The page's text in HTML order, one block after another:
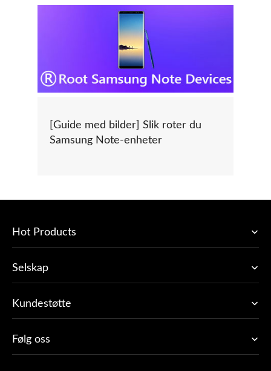
[Guide med bilder] Slik roter du
Samsung Note-enheter
Hot Products
Selskap
Kundestøtte
Følg oss